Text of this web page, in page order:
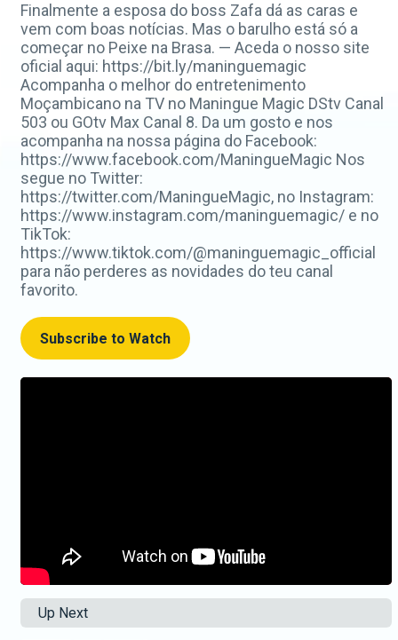
Finalmente a esposa do boss Zafa dá as caras e
vem com boas notícias. Mas o barulho está só a
começar no Peixe na Brasa. — Aceda o nosso site
oficial aqui: https://bit.ly/maninguemagic
Acompanha o melhor do entretenimento
Moçambicano na TV no Maningue Magic DStv Canal
503 ou GOtv Max Canal 8. Da um gosto e nos
acompanha na nossa página do Facebook:
https://www.facebook.com/ManingueMagic Nos
segue no Twitter:
https://twitter.com/ManingueMagic, no Instagram:
https://www.instagram.com/maninguemagic/ e no
TikTok:
https://www.tiktok.com/@maninguemagic_official
para não perderes as novidades do teu canal
favorito.
Subscribe to Watch
Up Next